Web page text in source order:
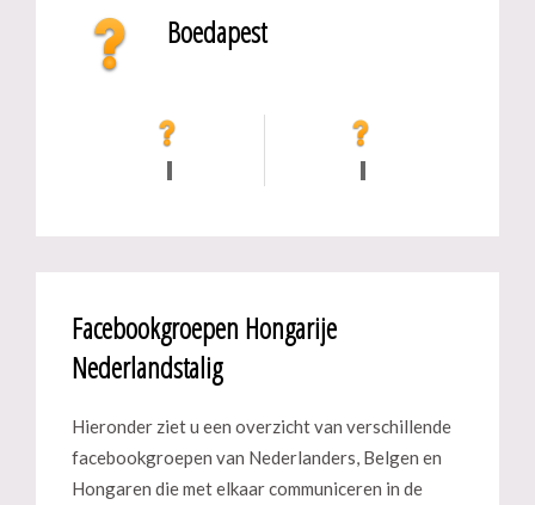
Boedapest
Facebookgroepen Hongarije
Nederlandstalig
Hieronder ziet u een overzicht van verschillende
facebookgroepen van Nederlanders, Belgen en
Hongaren die met elkaar communiceren in de